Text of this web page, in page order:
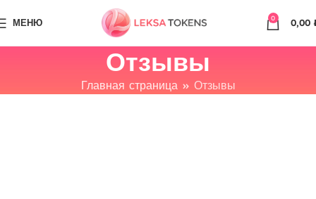
МЕНЮ 0 0,00
Отзывы
Главная страница» Отзывы